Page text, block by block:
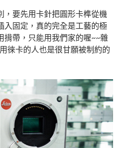
，要先用卡針把圓形卡榫從機
入固定，真的完全是工藝的極
揹帶，只能用我們家的喔~~雜
徠卡的人也是很甘願被制約的